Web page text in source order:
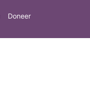
Doneer